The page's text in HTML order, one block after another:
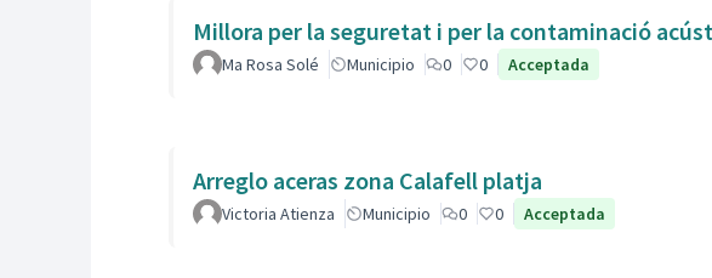
Millora per la seguretat i per la contaminació
Ma Rosa Solé Municipio 0 0 Acceptada
Arreglo aceras zona Calafell platja
Victoria Atienza Municipio 0 0 Acceptada